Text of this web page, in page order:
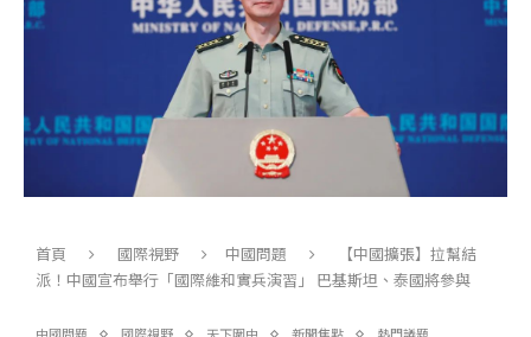
首頁 國際視野 中國問題
【中國擴張】拉幫結
派！中國宣布舉行「國際維和實兵演習」 巴基斯坦、泰國將參與